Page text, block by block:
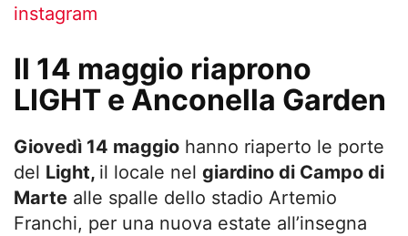
instagram
Il 14 maggio riaprono
LIGHT e Anconella Garden
Giovedì 14 maggio hanno riaperto le porte
del Light, il locale nel giardino di Campo di
Marte alle spalle dello stadio Artemio
Franchi, per una nuova estate all’insegna